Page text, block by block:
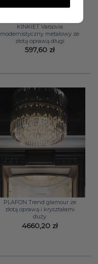
KINKIET Varsovia
modernistyczny metalowy ze
złotą oprawą długi
597,60 zł
PLAFON Trend glamour ze
złotą oprawą i kryształami
duży
4660,20 zł